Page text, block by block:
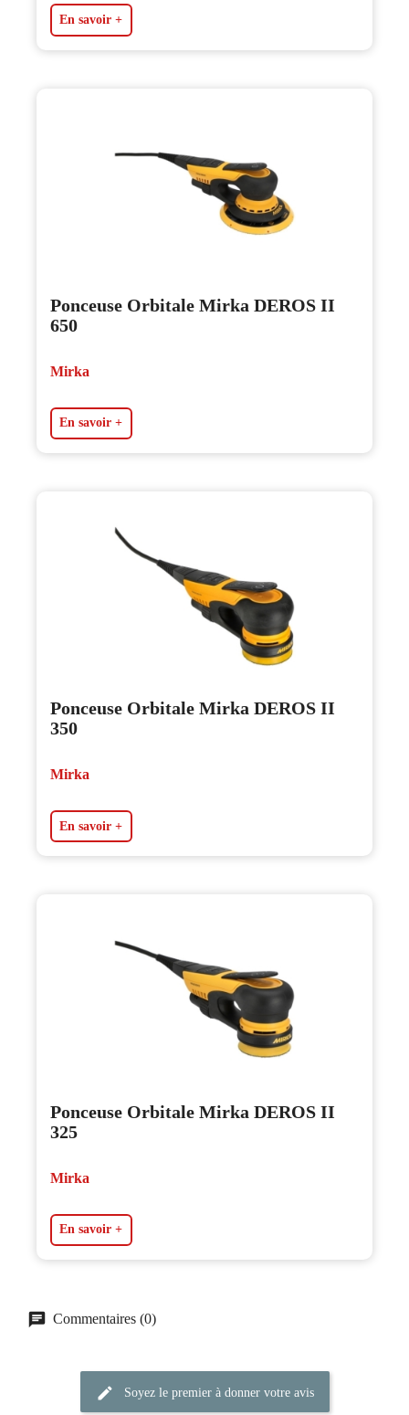
En savoir +
Ponceuse Orbitale Mirka DEROS II
650
Mirka
En savoir +
Ponceuse Orbitale Mirka DEROS II
350
Mirka
En savoir +
Ponceuse Orbitale Mirka DEROS II
325
Mirka
En savoir +
Commentaires (0)
Soyez le premier à donner votre avis